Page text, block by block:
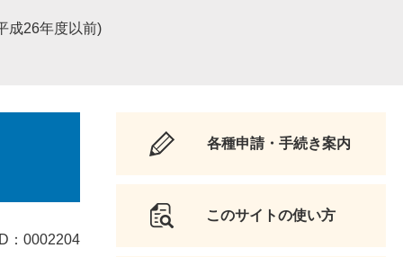
成26年度以前)
：0002204
各種申請・手続き案内
このサイトの使い方